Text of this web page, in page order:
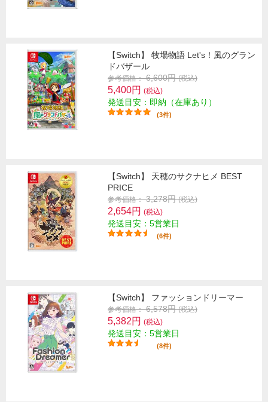
【Switch】 牧場物語 Let's！風のグラン
ドバザール
参考価格： 6,600円(税込)
5,400円 (税込)
発送目安：即納（在庫あり）
(3件)
【Switch】 天穂のサクナヒメ BEST
PRICE
参考価格： 3,278円(税込)
2,654円 (税込)
発送目安：5営業日
(6件)
【Switch】 ファッションドリーマー
参考価格： 6,578円(税込)
5,382円 (税込)
発送目安：5営業日
(8件)